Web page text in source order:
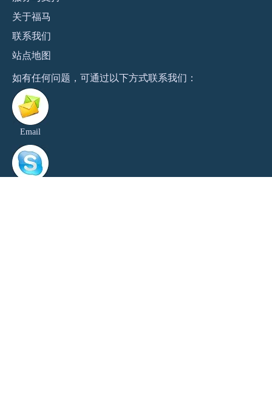
关于福马
联系我们
站点地图
​如有任何问题，可通过以下方式联系我们：
Email